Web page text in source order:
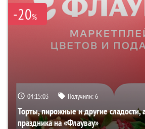
-20%
04:15:02 Получили:6
Торты, пирожные и другие сладости,
праздника на «Флаувау»